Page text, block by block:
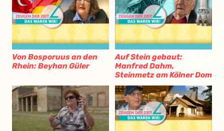
Von Bosporuus an den
Rhein: Beyhan Güler
Auf Stein gebaut:
Manfred Dahm,
Steinmetz am Kölner Dom